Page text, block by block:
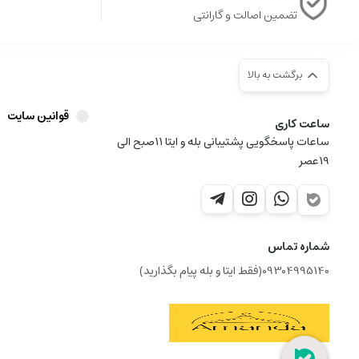
تضمین اصالت و گارانتی
برگشت به بالا
ساعت کاری
ساعات پاسخگویی پشتیبانی بله و ایتا 11صبح الی
19عصر
شماره تماس
09304995140(فقط ایتا و بله پیام بگذارید)
قوانین سایت